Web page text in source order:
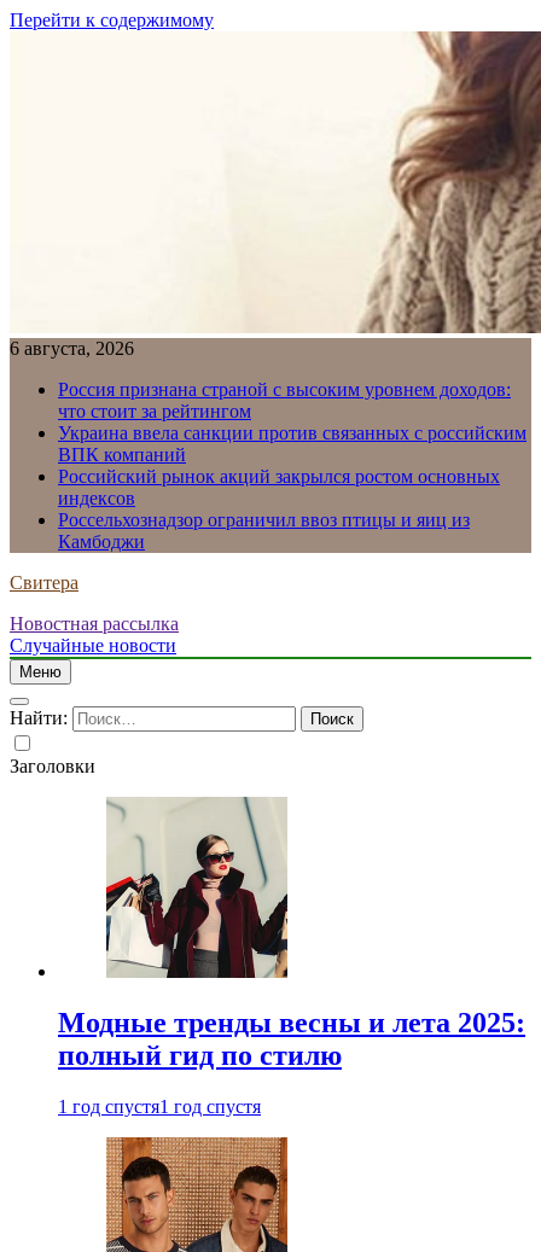
Перейти к содержимому
6 августа, 2026
Россия признана страной с высоким уровнем доходов:
что стоит за рейтингом
Украина ввела санкции против связанных с российским
ВПК компаний
Российский рынок акций закрылся ростом основных
индексов
Россельхознадзор ограничил ввоз птицы и яиц из
Камбоджи
Свитера
Новостная рассылка
Случайные новости
Меню
Найти:
Заголовки
Модные тренды весны и лета 2025:
полный гид по стилю
1 год спустя1 год спустя